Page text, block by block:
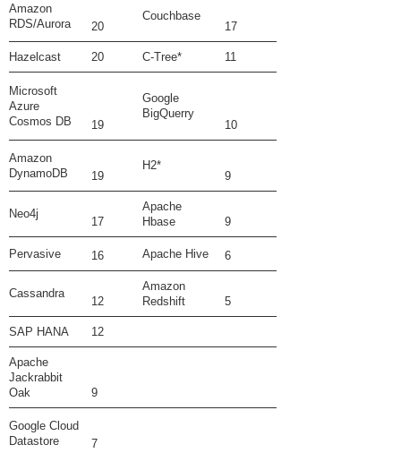
Amazon
RDS/Aurora
20
Couchbase
17
Hazelcast 20 C-Tree* 11
Microsoft
Azure
Cosmos DB
19
Google
BigQuerry
10
Amazon
DynamoDB
19
H2*
9
Neo4j
17
Apache
Hbase
9
Pervasive 16 Apache Hive 6
Cassandra
12
Amazon
Redshift
5
SAP HANA 12
Apache
Jackrabbit
Oak
9
Google Cloud
Datastore
7